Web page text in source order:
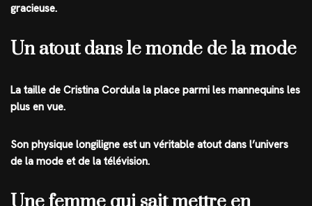
gracieuse.
Un atout dans le monde de la mode
La taille de Cristina Cordula la place parmi les mannequins les
plus en vue.
Son physique longiligne est un véritable atout dans l’univers
de la mode et de la télévision.